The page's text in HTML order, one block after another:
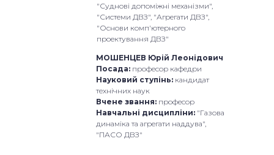
МОШЕНЦЕВ Юрій Леонідович
Посада: професор кафедри
Науковий ступінь: кандидат
технічних наук
Вчене звання: професор
Навчальні дисципліни: "Газова
динаміка та агрегати наддува",
"ПАСО ДВЗ"
"Суднові допоміжні механізми",
"Системи ДВЗ", "Агрегати ДВЗ",
"Основи комп'ютерного
проектування ДВЗ"